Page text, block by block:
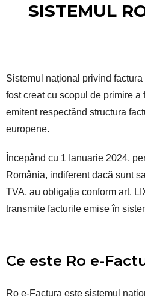
SISTEMUL
Sistemul național privind
fost creat cu scopul de primire a
emitent respectând structura
europene.
Începând cu 1 Ianuarie 2024,
România, indiferent dacă sunt
TVA, au obligația conform art.
transmite facturile emise în
Ce este Ro e-
Ro e-Factura este sistemul